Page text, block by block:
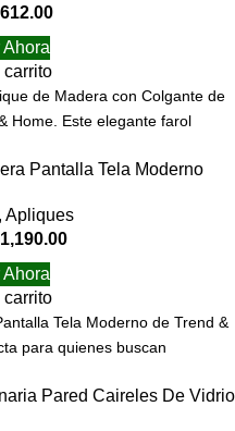
612.00
carrito
de Madera con Colgante de
Home. Este elegante farol
Pantalla Tela Moderno
, Apliques
1,190.00
carrito
Tela Moderno de Trend &
para quienes buscan
Pared Caireles De Vidrio